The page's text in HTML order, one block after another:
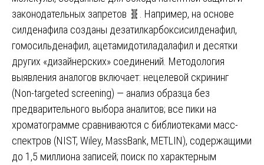
законодательных запретов 🧬. Например, на основе
силденафила созданы дезатилкарбоксисилденафил,
гомосильденафил, ацетамидотиладалафил и десятки
других «дизайнерских» соединений. Методология
выявления аналогов включает: нецелевой скрининг
(Non-targeted screening) — анализ образца без
предварительного выбора аналитов; все пики на
хроматограмме сравниваются с библиотеками масс-
спектров (NIST, Wiley, MassBank, METLIN), содержащими
до 1,5 миллиона записей; поиск по характерным